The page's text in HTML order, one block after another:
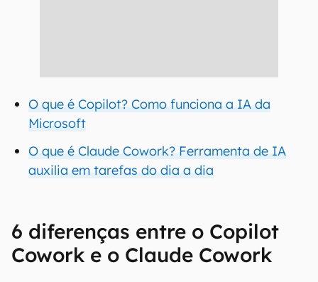
O que é Copilot? Como funciona a IA da
Microsoft
O que é Claude Cowork? Ferramenta de IA
auxilia em tarefas do dia a dia
6 diferenças entre o Copilot
Cowork e o Claude Cowork